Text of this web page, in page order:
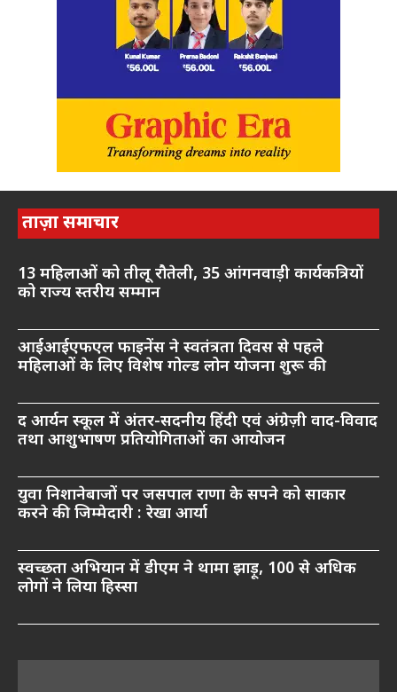
ताज़ा समाचार
13 महिलाओं को तीलू रौतेली, 35 आंगनवाड़ी कार्यकत्रियों
को राज्य स्तरीय सम्मान
आईआईएफएल फाइनेंस ने स्वतंत्रता दिवस से पहले
महिलाओं के लिए विशेष गोल्ड लोन योजना शुरू की
द आर्यन स्कूल में अंतर-सदनीय हिंदी एवं अंग्रेज़ी वाद-विवाद
तथा आशुभाषण प्रतियोगिताओं का आयोजन
युवा निशानेबाजों पर जसपाल राणा के सपने को साकार
करने की जिम्मेदारी : रेखा आर्या
स्वच्छता अभियान में डीएम ने थामा झाड़ू, 100 से अधिक
लोगों ने लिया हिस्सा